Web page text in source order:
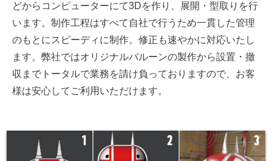
どからコンピューターにて3Dを作り、展開・型取りを行
います。制作工程はすべて自社で行うため一貫した管理
のもとにスピーディに制作。修正も速やかに対応いたし
ます。弊社ではオリジナルバルーンの製作から設置・撤
収までトータルで業務を請け負っておりますので、お客
様は安心してご利用いただけます。